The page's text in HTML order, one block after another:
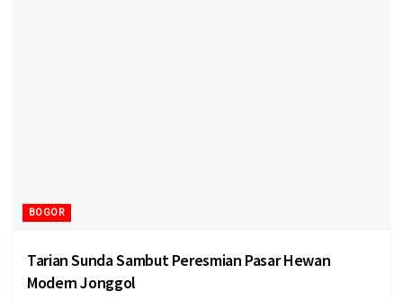
BOGOR
Tarian Sunda Sambut Peresmian Pasar Hewan
Modern Jonggol